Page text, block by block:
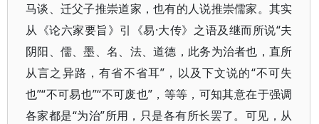
马谈、迁父子推崇道家，也有的人说推崇儒家。其实
从《论六家要旨》引《易·大传》之语及继而所说“夫
阴阳、儒、墨、名、法、道德，此务为治者也，直所
从言之异路，有省不省耳”，以及下文说的“不可失
也”“不可易也”“不可废也”，等等，可知其意在于强调
各家都是“为治”所用，只是各有所长罢了。可见，从